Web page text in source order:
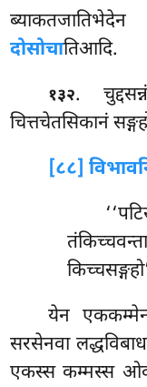
दोसोचातिआदि.
१३२.
चित्तचेतसिकानं
[८८]
येन एककम्मेन
सरसेनवा
एकस्सकम्मस्स